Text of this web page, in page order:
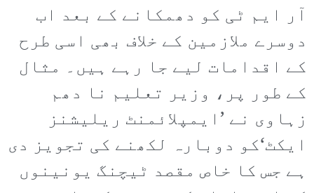
آر ایم ٹی کو دھمکانے کے بعد اب
دوسرے ملازمین کے خلاف بھی اسی طرح
کے اقدامات لیے جا رہے ہیں۔ مثال
کے طور پر، وزیر تعلیم نا دھم
زہاوی نے ’ایمپلائمنٹ ریلیشنز
ایکٹ‘کو دوبارہ لکھنے کی تجویز دی
ہے جس کا خاص مقصد ٹیچنگ یونینوں